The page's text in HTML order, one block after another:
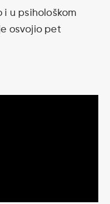
i u psihološkom
osvojio pet